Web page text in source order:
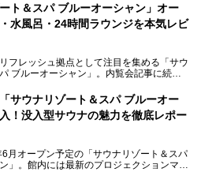
ート＆スパ ブルーオーシャン」オー
水風呂・24時間ラウンジを本気レビ
フレッシュ拠点として注目を集める「サウ
ブルーオーシャン」。内覧会記事に続
呂の気持ちよさはもちろん、リラックスス
すさまで徹底チェック。新横浜エリアで日
トしたい人、ライブやスポーツ観戦遠征組
サウナリゾート＆スパ ブルーオー
！没入型サウナの魅力を徹底レポー
月オープン予定の「サウナリゾート＆スパ
」。館内には最新のプロジェクションマッ